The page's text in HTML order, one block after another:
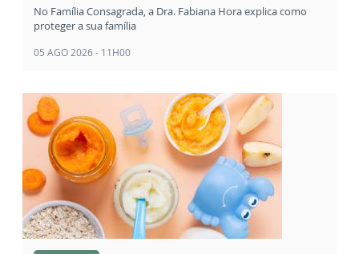
No Família Consagrada, a Dra. Fabiana Hora explica como
proteger a sua família
05 AGO 2026 - 11H00